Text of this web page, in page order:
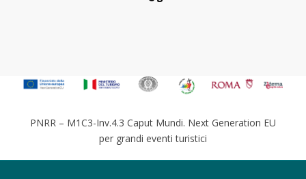
PNRR – M1C3-Inv.4.3 Caput Mundi. Next Generation EU
per grandi eventi turistici